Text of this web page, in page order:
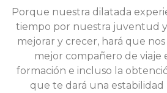
Porque nuestra dilatada
tiempo por nuestra juventud
mejorar y crecer, hará que
mejor compañero de viaje
formación e incluso la
que te dará una estabilidad